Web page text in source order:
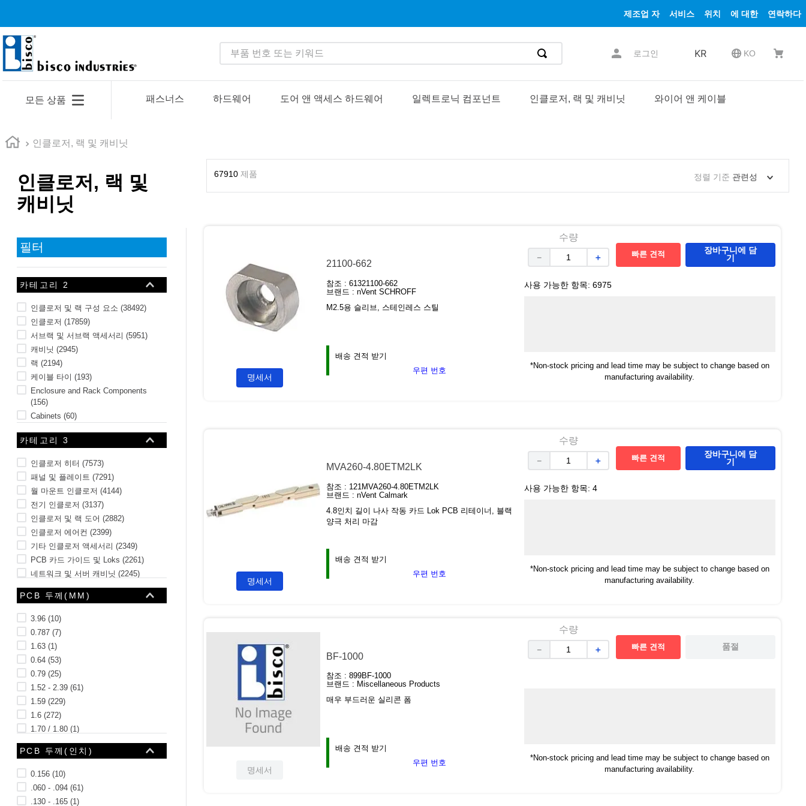
제조업 자 서비스 위치 에 대한 연락하다
부품 번호 또는 키워드
로그인 KR KO
모든 상품 패스너스 하드웨어 도어 앤 액세스 하드웨어 일렉트로닉 컴포넌트 인클로저, 랙 및 캐비닛 와이어 앤 케이블
인클로저, 랙 및 캐비닛
인클로저, 랙 및
캐비닛
필터
카테고리 2
인클로저 및 랙 구성 요소 (38492)
인클로저 (17859)
서브랙 및 서브랙 액세서리 (5951)
캐비닛 (2945)
랙 (2194)
케이블 타이 (193)
Enclosure and Rack Components
(156)
Cabinets (60)
Enclosures
7개 더 보기
카테고리 3
인클로저 히터 (7573)
패널 및 플레이트 (7291)
월 마운트 인클로저 (4144)
전기 인클로저 (3137)
인클로저 및 랙 도어 (2882)
인클로저 에어컨 (2399)
기타 인클로저 액세서리 (2349)
PCB 카드 가이드 및 Loks (2261)
네트워크 및 서버 캐비닛 (2245)
계측기 인클로저 (2221)
115개 더 보기
PCB 두께(MM)
3.96 (10)
0.787 (7)
1.63 (1)
0.64 (53)
0.79 (25)
1.52 - 2.39 (61)
1.59 (229)
1.6 (272)
1.70 / 1.80 (1)
1.85 / 1.98 (1)
10개 더 보기
PCB 두께(인치)
0.156 (10)
.060 - .094 (61)
.130 - .165 (1)
67910 제품 정렬 기준 관련성
명세서
21100-662
참조 :61321100-662
브랜드 :nVent SCHROFF
M2.5용 슬리브, 스테인레스 스틸
배송 견적 받기
우편 번호
수량
＋
－ 빠른 견적
장바구니에 담
기
사용 가능한 항목: 6975
*Non-stock pricing and lead time may be subject to change based on
manufacturing availability.
명세서
MVA260-4.80ETM2LK
참조 : 121MVA260-4.80ETM2LK
브랜드 :nVent Calmark
4.8인치 길이 나사 작동 카드 Lok PCB 리테이너, 블랙
양극 처리 마감
배송 견적 받기
우편 번호
수량
＋
－ 빠른 견적
장바구니에 담
기
사용 가능한 항목: 4
*Non-stock pricing and lead time may be subject to change based on
manufacturing availability.
명세서
BF-1000
참조 :899BF-1000
브랜드 : Miscellaneous Products
매우 부드러운 실리콘 폼
배송 견적 받기
우편 번호
수량
＋
－ 빠른 견적 품절
*Non-stock pricing and lead time may be subject to change based on
manufacturing availability.
1 .